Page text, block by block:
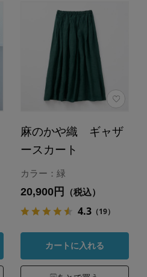
麻のかや織 ギャザ
ースカート
カラー：緑
20,900円 （税込）
4.3（19）
カートに入れる